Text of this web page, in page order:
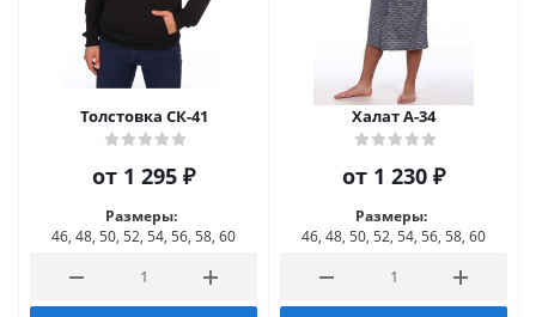
Толстовка СК-41
от 1 295 ₽
Размеры:
46, 48, 50, 52, 54, 56, 58, 60
Халат А-34
от 1 230 ₽
Размеры:
46, 48, 50, 52, 54, 56, 58, 60